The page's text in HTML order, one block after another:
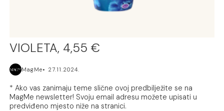
VIOLETA, 4,55 €
MagMe 27.11.2024.
* Ako vas zanimaju teme slične ovoj predbilježite se na
MagMe newsletter! Svoju email adresu možete upisati u
predviđeno mjesto niže na stranici.